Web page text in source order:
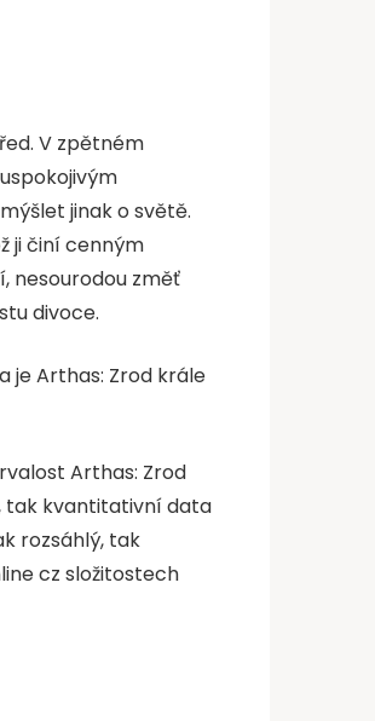
V zpětném
jinak o světě.
ji činí cenným
nesourodou změť
divoce.
je Arthas: Zrod krále
Arthas: Zrod
tak kvantitativní data
rozsáhlý, tak
cz složitostech